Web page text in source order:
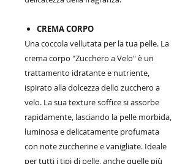
CREMA CORPO
Una coccola vellutata per la tua pelle. La
crema corpo "Zucchero a Velo" è un
trattamento idratante e nutriente,
ispirato alla dolcezza dello zucchero a
velo. La sua texture soffice si assorbe
rapidamente, lasciando la pelle morbida,
luminosa e delicatamente profumata
con note zuccherine e vanigliate. Ideale
per tutti i tipi di pelle, anche quelle più